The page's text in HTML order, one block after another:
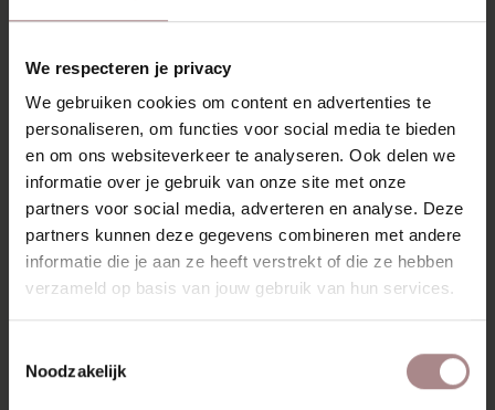
We respecteren je privacy
We gebruiken cookies om content en advertenties te
personaliseren, om functies voor social media te bieden
en om ons websiteverkeer te analyseren. Ook delen we
informatie over je gebruik van onze site met onze
partners voor social media, adverteren en analyse. Deze
partners kunnen deze gegevens combineren met andere
informatie die je aan ze heeft verstrekt of die ze hebben
verzameld op basis van jouw gebruik van hun services.
Noodzakelijk
LeesOnderhoudsadvies houten tafelsvoor de
instructievideo.
INHOUD
GESCHIKT VOOR TAFELS
RECENT BEKEKEN